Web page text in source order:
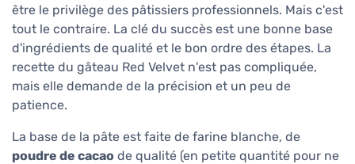
être le privilège des pâtissiers professionnels. Mais c'est
tout le contraire. La clé du succès est une bonne base
d'ingrédients de qualité et le bon ordre des étapes. La
recette du gâteau Red Velvet n'est pas compliquée,
mais elle demande de la précision et un peu de
patience.
La base de la pâte est faite de farine blanche, de
poudre de cacao de qualité (en petite quantité pour ne